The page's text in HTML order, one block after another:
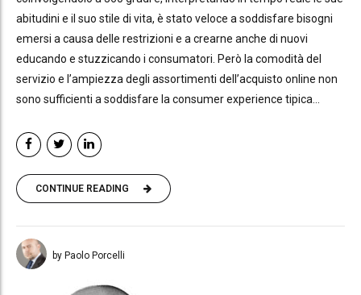
abitudini e il suo stile di vita, è stato veloce a soddisfare bisogni
emersi a causa delle restrizioni e a crearne anche di nuovi
educando e stuzzicando i consumatori. Però la comodità del
servizio e l’ampiezza degli assortimenti dell’acquisto online non
sono sufficienti a soddisfare la consumer experience tipica...
CONTINUE READING
by Paolo Porcelli